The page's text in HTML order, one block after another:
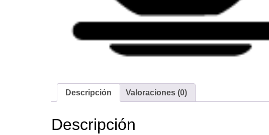
Descripción Valoraciones (0)
Descripción